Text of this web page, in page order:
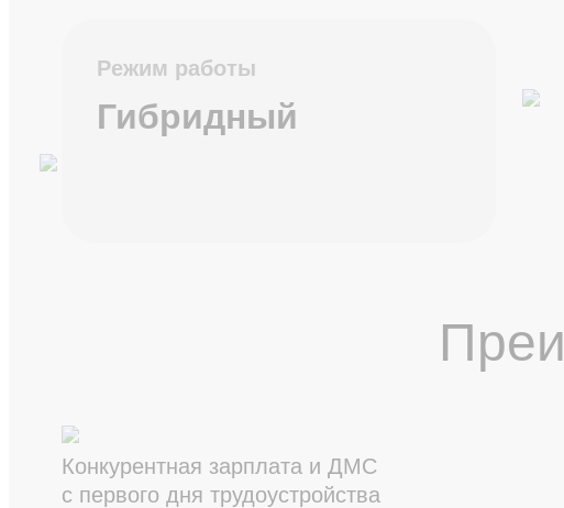
Режим работы
Гибридный
Конкурентная зарплата и ДМС
с первого дня трудоустройства